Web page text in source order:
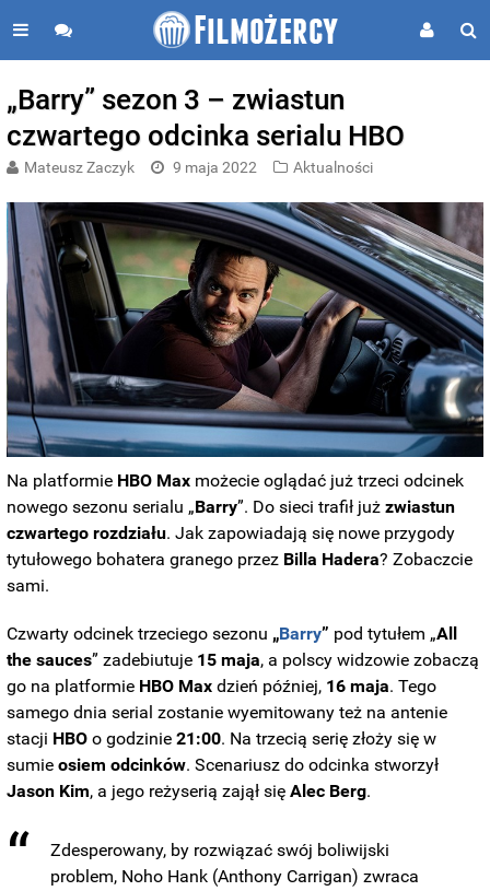
„Barry” sezon 3 – zwiastun
czwartego odcinka serialu HBO
Mateusz Zaczyk 9 maja 2022 Aktualności
Na platformie HBO Max możecie oglądać już trzeci odcinek
nowego sezonu serialu „Barry”. Do sieci trafił jużzwiastun
czwartego rozdziału. Jak zapowiadają się nowe przygody
tytułowego bohatera granego przez Billa Hadera? Zobaczcie
sami.
Czwarty odcinek trzeciego sezonu „Barry” pod tytułem „All
the sauces” zadebiutuje 15 maja, a polscy widzowie zobaczą
go na platformie HBO Maxdzień później, 16 maja. Tego
samego dnia serial zostanie wyemitowany też na antenie
stacji HBO o godzinie 21:00. Na trzecią serię złoży się w
sumieosiem odcinków. Scenariusz do odcinka stworzył
Jason Kim, a jego reżyserią zajął sięAlec Berg.
Zdesperowany, by rozwiązać swój boliwijski
problem, Noho Hank (Anthony Carrigan) zwraca